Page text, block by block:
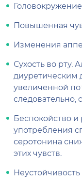
Повышенная
Изменения
Сухость во рту.
диуретическим
увеличенной
следовательно,
Беспокойство и
употребления
серотонина
этих чувств.